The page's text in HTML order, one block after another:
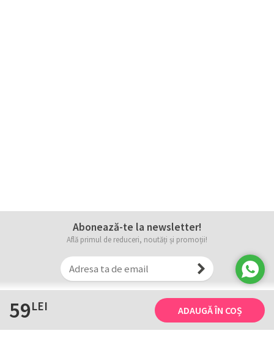
59LEI ADAUGĂ ÎN COȘ
Abonează-te la newsletter!
Află primul de reduceri, noutăți și promoții!
Tricourile noastre